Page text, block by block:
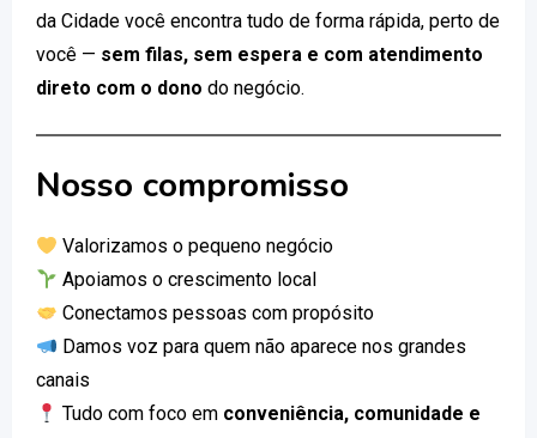
da Cidade você encontra tudo de forma rápida, perto de
você — sem filas, sem espera e com atendimento
direto com o dono do negócio.
Nosso compromisso
Valorizamos o pequeno negócio
Apoiamos o crescimento local
Conectamos pessoas com propósito
Damos voz para quem não aparece nos grandes
canais
Tudo com foco em conveniência, comunidade e